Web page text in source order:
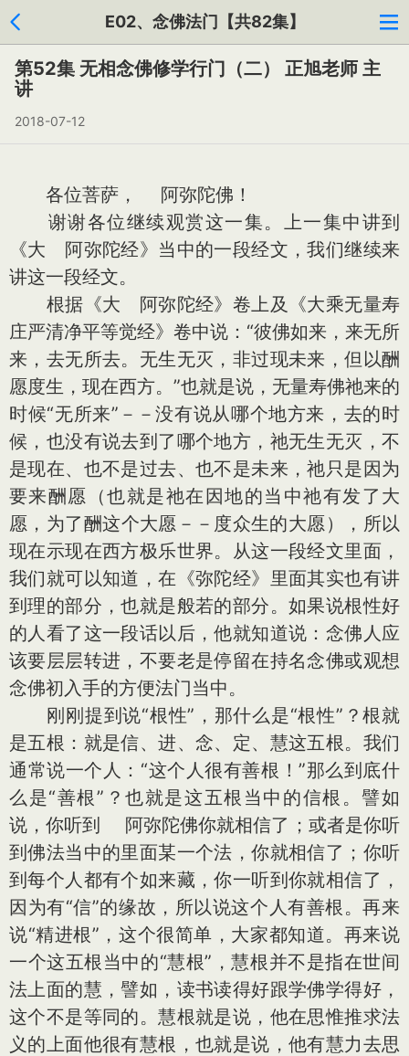
E02、念佛法门【共82集】
第52集 无相念佛修学行门（二） 正旭老师 主
讲
2018-07-12
各位菩萨， 阿弥陀佛！
谢谢各位继续观赏这一集。上一集中讲到
《大 阿弥陀经》当中的一段经文，我们继续来
讲这一段经文。
根据《大 阿弥陀经》卷上及《大乘无量寿
庄严清净平等觉经》卷中说：“彼佛如来，来无所
来，去无所去。无生无灭，非过现未来，但以酬
愿度生，现在西方。”也就是说，无量寿佛祂来的
时候“无所来”－－没有说从哪个地方来，去的时
候，也没有说去到了哪个地方，祂无生无灭，不
是现在、也不是过去、也不是未来，祂只是因为
要来酬愿（也就是祂在因地的当中祂有发了大
愿，为了酬这个大愿－－度众生的大愿），所以
现在示现在西方极乐世界。从这一段经文里面，
我们就可以知道，在《弥陀经》里面其实也有讲
到理的部分，也就是般若的部分。如果说根性好
的人看了这一段话以后，他就知道说：念佛人应
该要层层转进，不要老是停留在持名念佛或观想
念佛初入手的方便法门当中。
刚刚提到说“根性”，那什么是“根性”？根就
是五根：就是信、进、念、定、慧这五根。我们
通常说一个人：“这个人很有善根！”那么到底什
么是“善根”？也就是这五根当中的信根。譬如
说，你听到 阿弥陀佛你就相信了；或者是你听
到佛法当中的里面某一个法，你就相信了；你听
到每个人都有个如来藏，你一听到你就相信了，
因为有“信”的缘故，所以说这个人有善根。再来
说“精进根”，这个很简单，大家都知道。再来说
一个这五根当中的“慧根”，慧根并不是指在世间
法上面的慧，譬如，读书读得好跟学佛学得好，
这个不是等同的。慧根就是说，他在思惟推求法
义的上面他很有慧根，也就是说，他有慧力去思